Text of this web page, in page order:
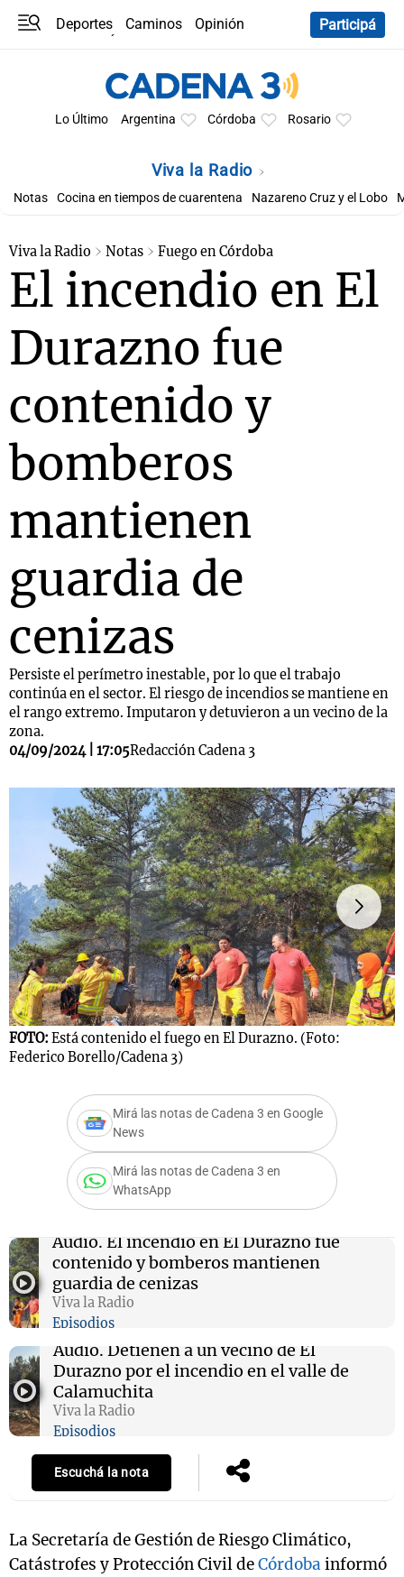
Deportes Caminos
Opinión
Participá
Lo Último Argentina Córdoba Rosario
Viva la Radio
Notas Cocina en tiempos de cuarentena Nazareno Cruz y el Lobo
Viva la Radio Notas Fuego en Córdoba
El incendio en El
Durazno fue
contenido y
bomberos
mantienen
guardia de
cenizas
Persiste el perímetro inestable, por lo que el trabajo
continúa en el sector. El riesgo de incendios se mantiene en
el rango extremo. Imputaron y detuvieron a un vecino de la
zona.
04/09/2024 | 17:05Redacción Cadena 3
FOTO: Está contenido el fuego en El Durazno. (Foto:
Federico Borello/Cadena 3)
Mirá las notas de Cadena 3 en Google
News
Mirá las notas de Cadena 3 en
WhatsApp
Audio. El incendio en El Durazno fue
contenido y bomberos mantienen
guardia de cenizas
Viva la Radio
Episodios
Audio. Detienen a un vecino de El
Durazno por el incendio en el valle de
Calamuchita
Viva la Radio
Episodios
Escuchá la nota
La Secretaría de Gestión de Riesgo Climático,
Catástrofes y Protección Civil deCórdobainformó
Notas
Mundial 2026
Notas
La Sole en
Cadena 3